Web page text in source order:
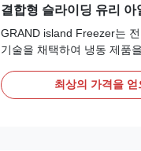
결합형 슬라이딩 유리 아
스 냉동고
GRAND island Freezer는
기술을 채택하여 냉동 제품
지합니다. 이 결합 가능한 플
에는 전면 후면 Low-E 슬라
최상의 가격을 얻